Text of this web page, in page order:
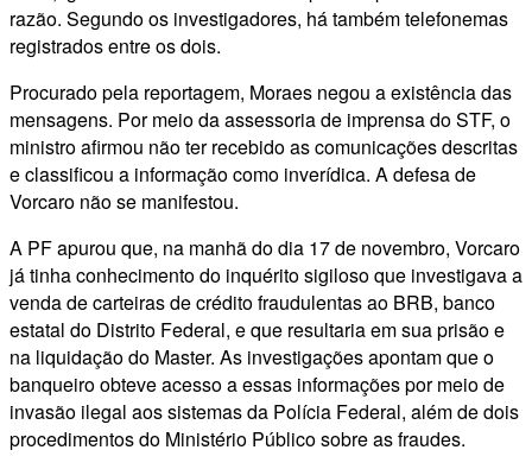
razão. Segundo os investigadores, há também telefonemas
registrados entre os dois.
Procurado pela reportagem, Moraes negou a existência das
mensagens. Por meio da assessoria de imprensa do STF, o
ministro afirmou não ter recebido as comunicações descritas
e classificou a informação como inverídica. A defesa de
Vorcaro não se manifestou.
A PF apurou que, na manhã do dia 17 de novembro, Vorcaro
já tinha conhecimento do inquérito sigiloso que investigava a
venda de carteiras de crédito fraudulentas ao BRB, banco
estatal do Distrito Federal, e que resultaria em sua prisão e
na liquidação do Master. As investigações apontam que o
banqueiro obteve acesso a essas informações por meio de
invasão ilegal aos sistemas da Polícia Federal, além de dois
procedimentos do Ministério Público sobre as fraudes.